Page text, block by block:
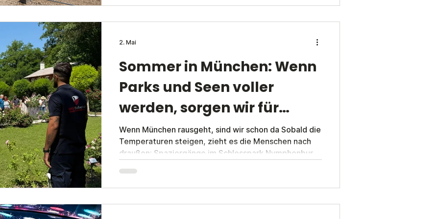
schnell einsatzbereit und kosteneffizient.
Sommer in München: Wenn
Parks und Seen voller
werden, sorgen wir für
Sicherheit
Wenn München rausgeht, sind wir schon da Sobald die
Temperaturen steigen, zieht es die Menschen nach
draußen: Spaziergänge im Schlosspark Nymphenburg,
Roseninsel. Was für viele Erholung bedeutet, bringt
gleichzeitig neue Herausforderungen mit sich. Genau
2. Mai